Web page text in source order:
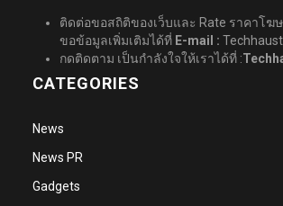
ติดต่อขอสถิติของเว็บและ Rate ราคาโ
ขอข้อมูลเพิ่มเติมได้ที่ E-mail :
กดติดตาม เป็นกำลังใจให้เราได้ที่ :
CATEGORIES
News
News PR
Gadgets